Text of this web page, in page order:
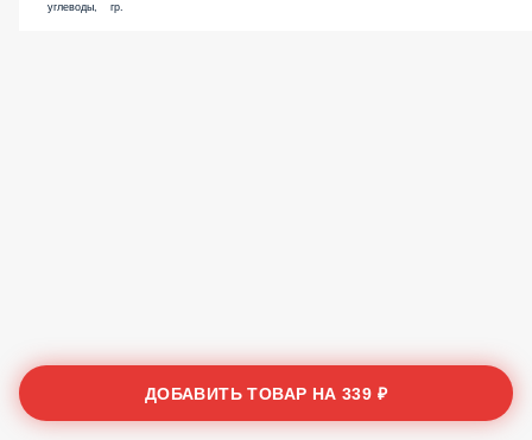
углеводы, гр.
ДОБАВИТЬ ТОВАР НА339 ₽